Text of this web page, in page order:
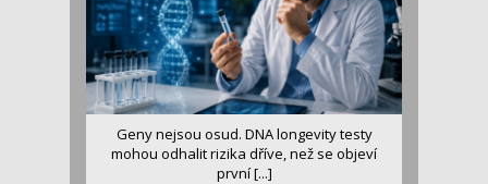
Geny nejsou osud. DNA longevity testy
mohou odhalit rizika dříve, než se objeví
první [...]